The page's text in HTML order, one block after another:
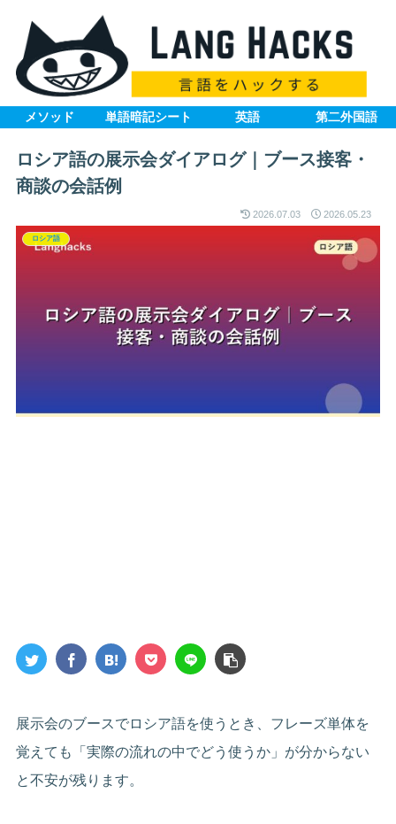
メソッド 単語暗記シート 英語 第二外国語
ロシア語の展示会ダイアログ｜ブース接客・
商談の会話例
2026.07.03 2026.05.23
ロシア語
展示会のブースでロシア語を使うとき、フレーズ単体を
覚えても「実際の流れの中でどう使うか」が分からない
と不安が残ります。